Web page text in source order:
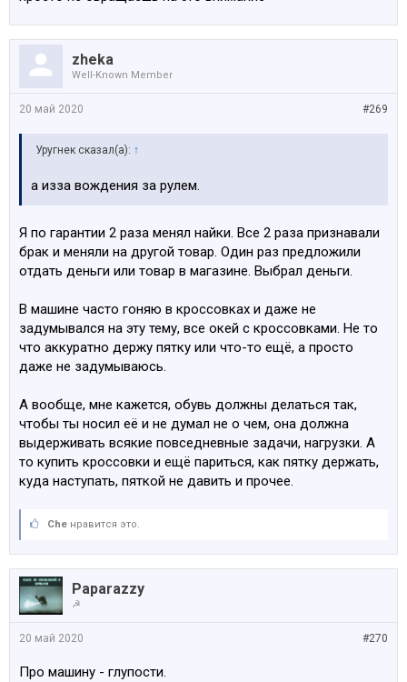
развалившейся пятки ))) Как бы там ни было, полтора
месяца, Каарл?
Я за это время могу по часам
посчитать сумму, сколько их носил, ну и сопоставить
с данными по шагомеру докучи
zheka
Well-Known Member
#269
20 май 2020
Уругнек сказал(а): ↑
а изза вождения за рулем.
Я по гарантии 2 раза менял найки. Все 2 раза признавали
брак и меняли на другой товар. Один раз предложили
отдать деньги или товар в магазине. Выбрал деньги.
В машине часто гоняю в кроссовках и даже не
задумывался на эту тему, все окей с кроссовками. Не то
что аккуратно держу пятку или что-то ещё, а просто
даже не задумываюсь.
А вообще, мне кажется, обувь должны делаться так,
чтобы ты носил её и не думал не о чем, она должна
выдерживать всякие повседневные задачи, нагрузки. А
то купить кроссовки и ещё париться, как пятку держать,
куда наступать, пяткой не давить и прочее.
Che нравится это.
Paparazzy
☭
#270
20 май 2020
Про машину - глупости.